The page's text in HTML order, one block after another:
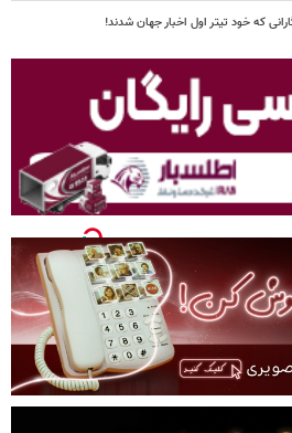
که خود تیتر اول اخبار جهان شدند!